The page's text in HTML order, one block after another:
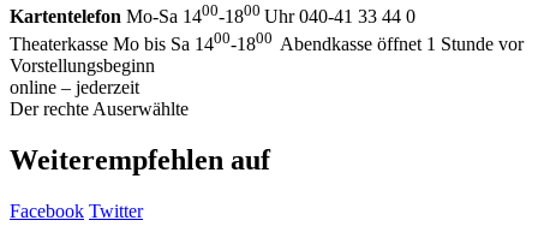
Kartentelefon Mo-Sa 1400-1800 Uhr 040-41 33 44 0
Theaterkasse Mo bis Sa 1400-1800 Abendkasse öffnet 1 Stunde vor
Vorstellungsbeginn
online – jederzeit
Der rechte Auserwählte
Weiterempfehlen auf
Facebook Twitter